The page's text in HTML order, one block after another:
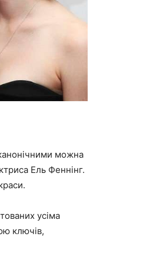
можна
Ель Феннінг.
усіма
ключів,